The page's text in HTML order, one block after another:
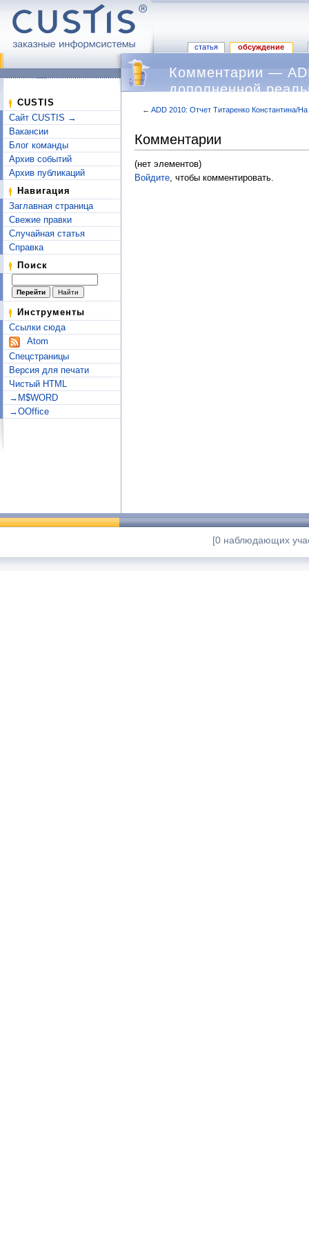
статья обсуждение
CUSTIS
Сайт CUSTIS →
Вакансии
Блог команды
Архив событий
Архив публикаций
Навигация
Заглавная страница
Свежие правки
Случайная статья
Справка
Поиск
Инструменты
Ссылки сюда
Atom
Спецстраницы
Версия для печати
Чистый HTML
→M$WORD
→OOffice
Комментарии —
дополненной
← ADD 2010: Отчет Титаренко Константина/
Комментарии
(нет элементов)
Войдите, чтобы комментировать.
[0 наблюдающих